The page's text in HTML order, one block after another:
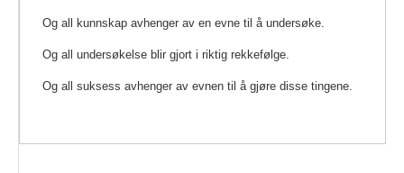
Og all kunnskap avhenger av en evne til å undersøke.
Og all undersøkelse blir gjort i riktig rekkefølge.
Og all suksess avhenger av evnen til å gjøre disse tingene.